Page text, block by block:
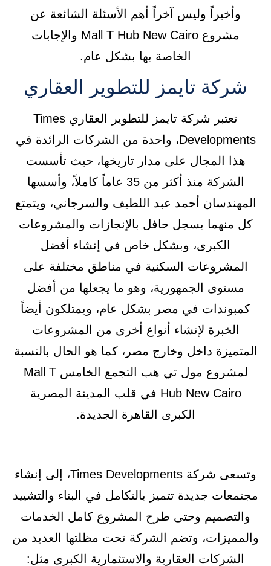
وأخيراً وليس آخراً أهم الأسئلة الشائعة عن
مشروع Mall T Hub New Cairo والإجابات
الخاصة بها بشكل عام.
شركة تايمز للتطوير العقاري
تعتبر شركة تايمز للتطوير العقاري Times
Developments، واحدة من الشركات الرائدة في
هذا المجال على مدار تاريخها، حيث تأسست
الشركة منذ أكثر من 35 عاماً كاملاً، وأسسها
المهندسان أحمد عبد اللطيف والسرجاني، ويتمتع
كل منهما بسجل حافل بالإنجازات والمشروعات
الكبرى، وبشكل خاص في إنشاء أفضل
المشروعات السكنية في مناطق مختلفة على
مستوى الجمهورية، وهو ما يجعلها من أفضل
كمبوندات في مصر بشكل عام، ويمتلكون أيضاً
الخبرة لإنشاء أنواع أخرى من المشروعات
المتميزة داخل وخارج مصر، كما هو الحال بالنسبة
لمشروع مول تي هب التجمع الخامس Mall T
Hub New Cairo في قلب المدينة المصرية
الكبرى القاهرة الجديدة.
وتسعى شركة Times Developments، إلى إنشاء
مجتمعات جديدة تتميز بالتكامل في البناء والتشييد
والتصميم وحتى طرح المشروع كامل الخدمات
والمميزات، وتضم الشركة تحت مظلتها العديد من
الشركات العقارية والاستثمارية الكبرى مثل: